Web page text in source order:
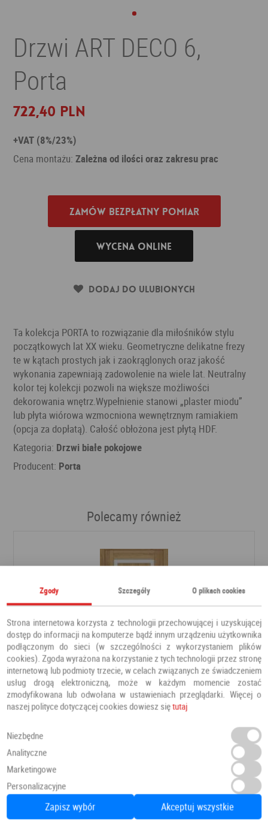
Drzwi ART DECO 6,
Porta
722,40 PLN
+VAT (8%/23%)
Cena montażu:Zależna od ilości oraz zakresu prac
Zamów bezpłatny pomiar
Wycena online
Dodaj do ulubionych
Ta kolekcja PORTA to rozwiązanie dla miłośników stylu
początkowych lat XX wieku. Geometryczne delikatne frezy
te w kątach prostych jak i zaokrąglonych oraz jakość
wykonania zapewniają zadowolenie na wiele lat. Neutralny
kolor tej kolekcji pozwoli na większe możliwości
dekorowania wnętrz.Wypełnienie stanowi „plaster miodu”
lub płyta wiórowa wzmocniona wewnętrznym ramiakiem
(opcja za dopłatą). Całość obłożona jest płytą HDF.
Kategoria: Drzwi białe pokojowe
Producent: Porta
Polecamy również
DRZWI FREZJA 9
624,78 PLN
Zgody Szczegóły O plikach cookies
Strona internetowa korzysta z technologii przechowującej i uzyskującej
dostęp do informacji na komputerze bądź innym urządzeniu użytkownika
podłączonym do sieci (w szczególności z wykorzystaniem plików
cookies). Zgoda wyrażona na korzystanie z tych technologii przez stronę
internetową lub podmioty trzecie, w celach związanych ze świadczeniem
usług drogą elektroniczną, może w każdym momencie zostać
zmodyfikowana lub odwołana w ustawieniach przeglądarki. Więcej o
naszej polityce dotyczącej cookies dowiesz siętutaj
Niezbędne
Analityczne
Marketingowe
Personalizacyjne
Zapisz wybór Akceptuj wszystkie